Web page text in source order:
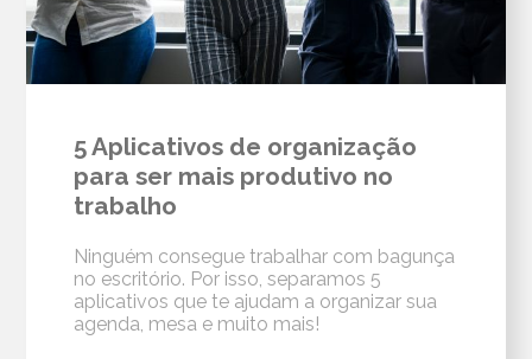
5 Aplicativos de organização
para ser mais produtivo no
trabalho
Ninguém consegue trabalhar com bagunça
no escritório. Por isso, separamos 5
aplicativos que te ajudam a organizar sua
agenda, mesa e muito mais!